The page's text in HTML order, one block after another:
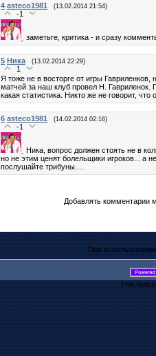
4 asteco1981 (13.02.2014 21:54)
-1
заметьте, критика - и сразу
5 Ника (13.02.2014 22:29)
1
Я тоже не в восторге от игры
матчей за наш клуб провел Н. Гавриленок.
какая статистика. Никто же не говорит,
6 asteco1981 (14.02.2014 02:16)
-1
Ника, вопрос должен стоять не в
но не этим ценят болельщики игроков... а
послушайте трибуны....
Добавлять комментарии
При
This